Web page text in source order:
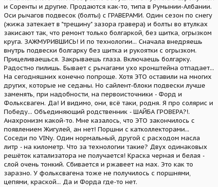
и Соренты и другие. Продаются как-то, типа в Румынии-Албании.
Оси рычагов подвесок (болты) с ГРАВЕРАМИ. Один сезон по снегу
(жижа затекает в "трещину" зазора гравера) и болты во втулках
закисают так, что ремонт только болгаркой, без щитка, огрызком
круга. ЗАЖМУРИВШИСЬ! И по технологии... Сначала внедряешь
внутрь подвески болгарку без щитка и рукоятки с огрызком.
Прицеливаешься. Закрываешь глаза. Включаешь болгарку.
Радостно пилишь. Бывает с рычагами ухо кронштейна отпадает...
На сегодняшних конечно попроще. Хотя ЭТО оставили на многих
других, которые не седаны. Но сайлент-блоки подвески лучше
заменять, при надобности, на первоисточники - Форд и
Фольксваген. Да! И видимо, они, всё таки, родня. Я про солярис и
Победу... Объединяющий родственник - ШАЙБА ГРОВЕРА?!.
Анахронизм какой-то. Мне казалось, что ЭТО закончилось с
появлением Жигулей, ан нет! Поршни с катколлекторами...
Соседи по VINу. Один нормальный, другой с расходом масла
литр - на километр. Что за технологии такие? Двух одинаковых
решёток катализатора не получается! Краска черная и белая -
слой очень тонкий. Сбивается и ржавеет на мах. Это как то
заразно. У фольксвагена тоже не получилось с поршнями,
цепями, краской... Да и Форда где-то нет.